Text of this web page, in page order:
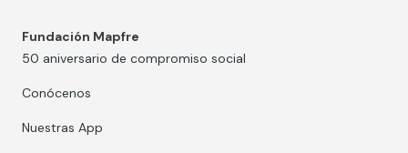
Fundación Mapfre
50 aniversario de compromiso social
Conócenos
Nuestras App